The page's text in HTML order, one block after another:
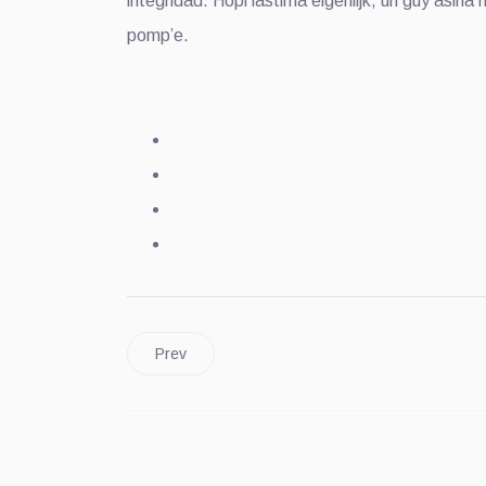
pomp’e.
Prev